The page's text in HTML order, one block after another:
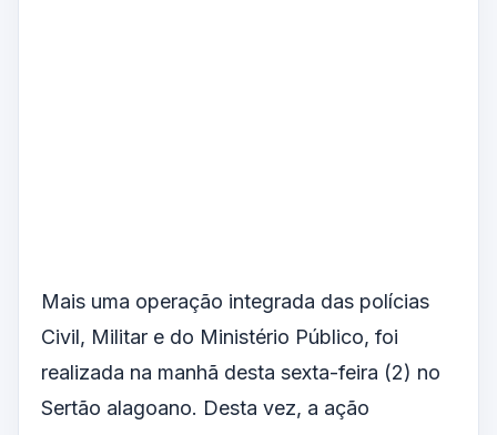
Mais uma operação integrada das polícias
Civil, Militar e do Ministério Público, foi
realizada na manhã desta sexta-feira (2) no
Sertão alagoano. Desta vez, a ação